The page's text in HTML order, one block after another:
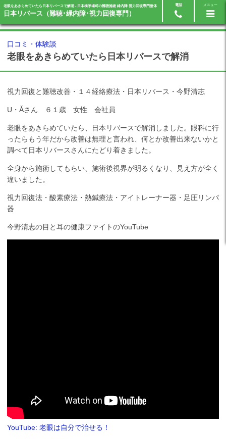
老眼をあきらめていたら日本リバースで解消 - 日本橋茅場町の難聴施術 緑内障 視力回復専門整体
日本リバース（難聴･緑内障･視力回復専門）
電話 メニュー
口コミ・体験談
老眼をあきらめていたら日本リバースで解消
視力回復と難聴改善・１４経絡療法・日本リバース・今野清志
U・Ǎさん ６１歳 女性 会社員
老眼をあきらめていたら、日本リバースで解消しました。眼科に行
ったらもう年だから改善は無理と言われ、何とか改善出来ないかと
調べて日本リバースさんにたどり着きました。
全身から施術してもらい、施術後視界が明るくなり、見え方が全く
違いました。
視力回復法・酸素療法・熱鍼療法・アイトレーナー器・足圧リンパ
器
今野清志の目と耳の健康ファイトのYouTube
YouTube: 老眼は自分で治せる！
24時間ネット予約 03-5623-0002